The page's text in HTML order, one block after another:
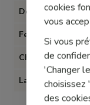
Doublure
Fermeture
Chaussant
Largeur
cookies
vous
Si vous
de
'Changer
choisissez
des